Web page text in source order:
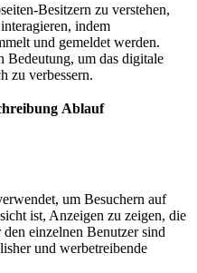
Besitzern zu verstehen,
indem
und gemeldet werden.
Bedeutung, um das digitale
zu verbessern.
Ablauf
um Besuchern auf
ist, Anzeigen zu zeigen, die
einzelnen Benutzer sind
und werbetreibende